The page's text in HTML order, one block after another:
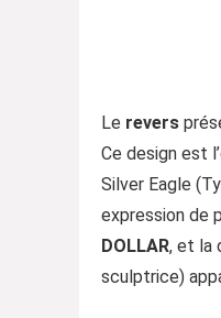
Le revers
Ce design est
Silver Eagle
expression de
DOLLAR, et la
sculptrice)